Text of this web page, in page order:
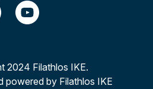
2024 Filathlos ΙΚΕ.
powered by Filathlos ΙΚΕ